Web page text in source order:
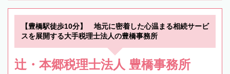
【豊橋駅徒歩10分】 地元に密着した心温まる相続サービ
スを展開する大手税理士法人の豊橋事務所
辻・本郷税理士法人 豊橋事務所